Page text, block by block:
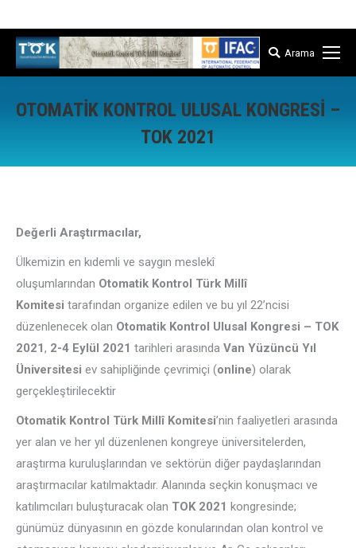
Arama:
Arama
OTOMATIK KONTROL ULUSAL KONGRESI –
TOK 2021
Değerli Araştırmacılar,
Ülkemizin en kıdemli ve saygın meslekî
oluşumlarından Otomatik Kontrol Türk Millî
Komitesi tarafından organize edilen ve bu yıl 22’ncisi
düzenlenecek olan Otomatik Kontrol Ulusal Kongresi – TOK
2021, 2-4 Eylül 2021 tarihleri arasında Van Yüzüncü Yıl
Üniversitesi ev sahipliğinde çevrimiçi (online) olarak
gerçekleştirilecektir
Otomatik Kontrol Türk Millî Komitesi’nin faaliyetleri arasında
yer alan ve her yıl düzenlenen kongreye üniversitelerden,
araştırma kuruluşlarından ve sektörün diğer paydaşlarından
araştırmacılar katılmaktadır. Alanında seçkin konuşmacı ve
katılımcıları buluşturacak olan TOK 2021 kongresinde;
günümüz dünyasının en gözde konularından olan kontrol ve